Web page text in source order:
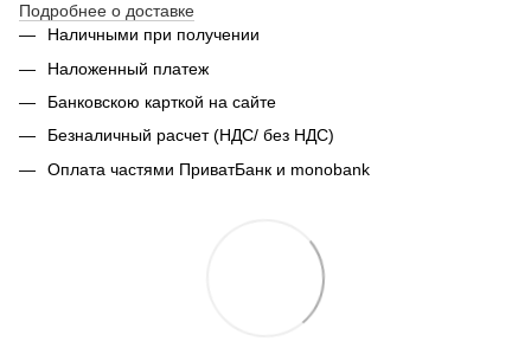
Подробнее о доставке
Наличными при получении
Наложенный платеж
Банковскою карткой на сайте
Безналичный расчет (НДС/ без НДС)
Оплата частями ПриватБанк и monobank